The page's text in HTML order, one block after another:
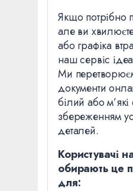
Якщо потрібно
але ви
або графіка
наш сервіс
Ми
документи
білий або м’які
збереженням
деталей.
Користувачі
обирають це
для: